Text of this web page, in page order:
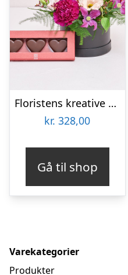
Floristens kreative valg i æske med marcipanhjerter
kr. 328,00
Gå til shop
Varekategorier
Produkter